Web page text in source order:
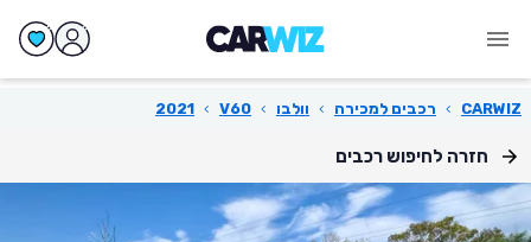
CARWIZ
› רכבים למכירה › וולבו ›
V60
›
2021
חזרה לחיפוש רכבים